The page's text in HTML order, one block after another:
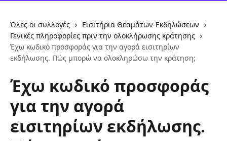
Όλες οι συλλογές
Εισιτήρια Θεαμάτων-Εκδηλώσεων
Γενικές πληροφορίες πριν την ολοκλήρωσης κράτησης
Έχω κωδικό προσφοράς για την αγορά εισιτηρίων
εκδήλωσης. Πώς μπορώ να ολοκληρώσω την κράτηση;
Έχω κωδικό προσφοράς
για την αγορά
εισιτηρίων εκδήλωσης.